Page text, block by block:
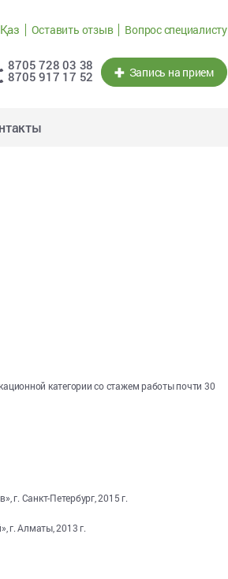
Қаз Оставить отзыв Вопрос специалисту
8705 728 03 38
8705 917 17 52 Запись на прием
категории со стажем работы почти 30
г. Санкт-Петербург, 2015 г.
г. Алматы, 2013 г.